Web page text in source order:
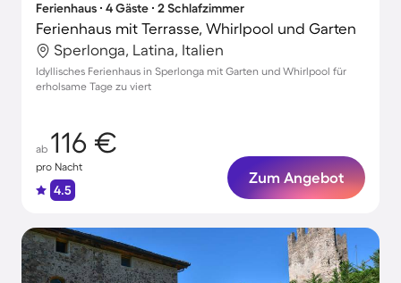
Ferienhaus ∙ 4 Gäste ∙ 2 Schlafzimmer
Ferienhaus mit Terrasse, Whirlpool und Garten
Sperlonga, Latina, Italien
Idyllisches Ferienhaus in Sperlonga mit Garten und Whirlpool für
erholsame Tage zu viert
ab 116 €
pro Nacht
4.5
Zum Angebot